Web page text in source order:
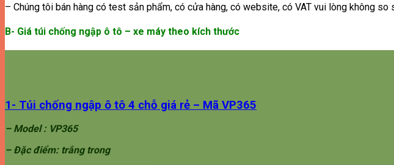
– Chúng tôi bán hàng có test sản phẩm, có cửa hàng, có website, có VAT vui lòng không so
B- Giá túi chống ngập ô tô – xe máy theo kích thước
1- Túi chống ngập ô tô 4 chỗ giá rẻ – Mã VP365
– Model : VP365
– Đặc điểm: trắng trong